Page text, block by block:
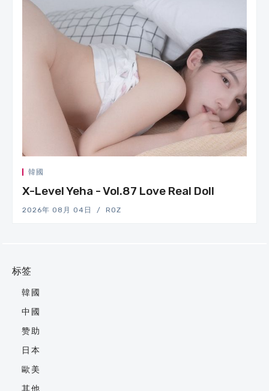
韓國
X-Level Yeha - Vol.87 Love Real Doll
2026年 08月 04日 ROZ
标签
韓國
中國
赞助
日本
歐美
其他